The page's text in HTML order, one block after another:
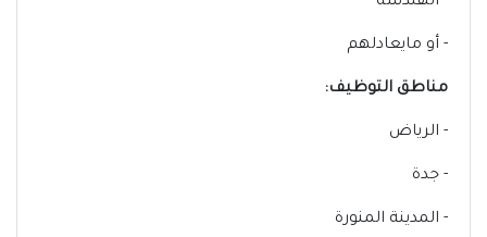
- أو مايعادلهم
مناطق التوظيف:
- الرياض
- جدة
- المدينة المنورة